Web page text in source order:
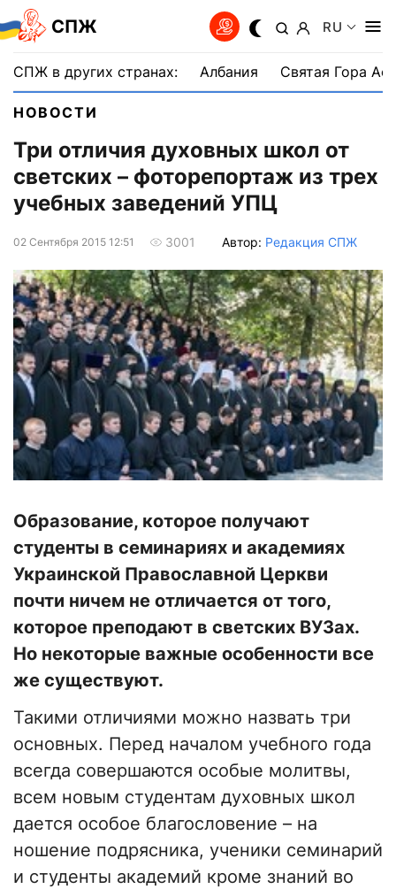
СПЖ RU
СПЖ в других странах: Албания Святая Гора
НОВОСТИ
Три отличия духовных школ от
светских – фоторепортаж из трех
учебных заведений УПЦ
02 Сентября 2015 12:51 3001 Автор: Редакция СПЖ
Образование, которое получают
студенты в семинариях и академиях
Украинской Православной Церкви
почти ничем не отличается от того,
которое преподают в светских ВУЗах.
Но некоторые важные особенности все
же существуют.
Такими отличиями можно назвать три
основных. Перед началом учебного года
всегда совершаются особые молитвы,
всем новым студентам духовных школ
дается особое благословение – на
ношение подрясника, ученики семинарий
и студенты академий кроме знаний во